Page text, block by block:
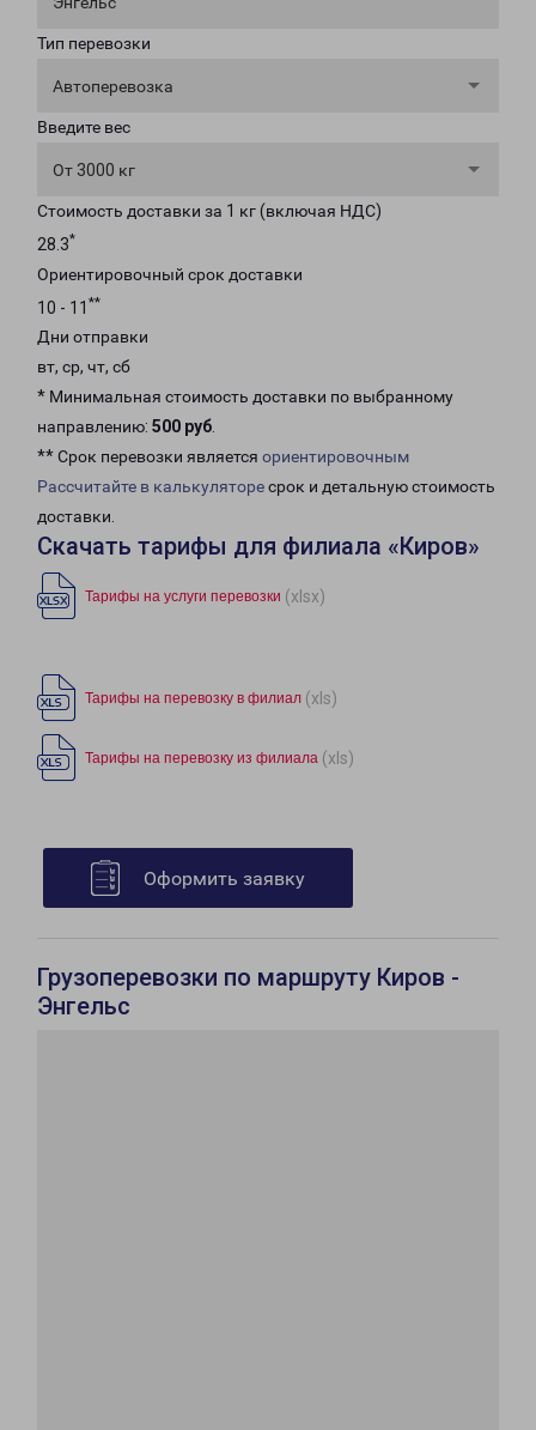
Тип перевозки
Автоперевозка
Введите вес
От 3000 кг
Стоимость доставки за 1 кг (включая НДС)
28.3*
Ориентировочный срок доставки
10 - 11 **
Дни отправки
вт, ср, чт, сб
* Минимальная стоимость доставки по выбранному
направлению: 500 руб.
** Срок перевозки является ориентировочным
Рассчитайте в калькуляторесрок и детальную стоимость
доставки.
Скачать тарифы для филиала «Киров»
Тарифы на услуги перевозки (xlsx)
Тарифы на перевозку в филиал (xls)
Тарифы на перевозку из филиала (xls)
Оформить заявку
Грузоперевозки по маршруту Киров -
Энгельс